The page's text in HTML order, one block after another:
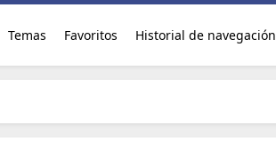
Temas Favoritos Historial de navegación